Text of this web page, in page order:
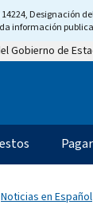
Designación
información
Gobierno de
Pagar
Noticias en Español